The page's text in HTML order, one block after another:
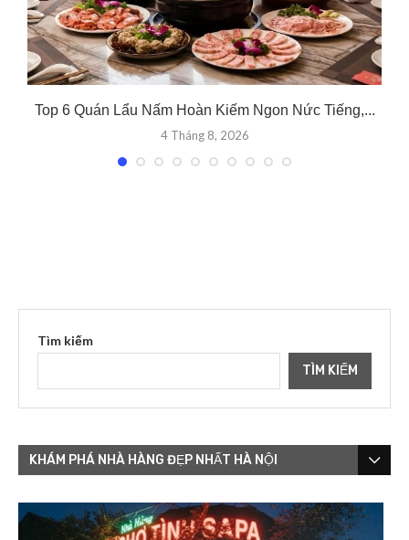
Top 6 Quán Lẩu Nấm Hoàn Kiếm Ngon Nức Tiếng,...
4 Tháng 8, 2026
Tìm kiếm
TÌM KIẾM
KHÁM PHÁ NHÀ HÀNG ĐẸP NHẤT HÀ NỘI